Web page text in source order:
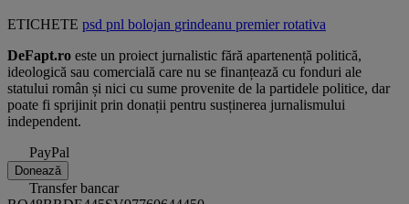
ETICHETE psd pnl bolojan grindeanu premierrotativa
DeFapt.ro este un proiect jurnalistic fără apartenență politică,
ideologică sau comercială care nu se finanțează cu fonduri ale
statului român și nici cu sume provenite de la partidele politice, dar
poate fi sprijinit prin donații pentru susținerea jurnalismului
independent.
PayPal
Donează
Transfer bancar